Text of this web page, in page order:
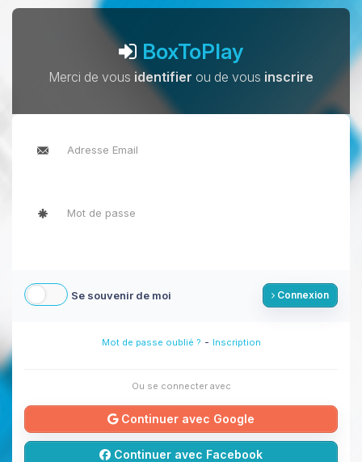
BoxToPlay
Merci de vous identifier ou de vous inscrire
Se souvenir de moi Connexion
Mot de passe oublié ? - Inscription
Ou se connecter avec
Continuer avec Google
Continuer avec Facebook